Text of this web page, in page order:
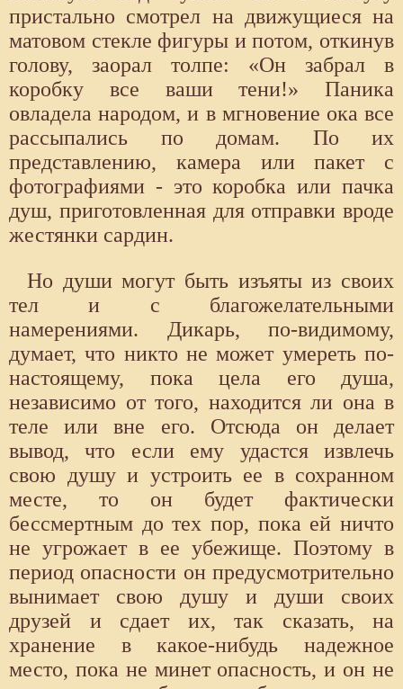
пристально смотрел на движущиеся на
матовом стекле фигуры и потом, откинув
голову, заорал толпе: «Он забрал в
коробку все ваши тени!» Паника
овладела народом, и в мгновение ока все
рассыпались по домам. По их
представлению, камера или пакет с
фотографиями - это коробка или пачка
душ, приготовленная для отправки вроде
жестянки сардин.
Но души могут быть изъяты из своих
тел и с благожелательными
намерениями. Дикарь, по-видимому,
думает, что никто не может умереть по-
настоящему, пока цела его душа,
независимо от того, находится ли она в
теле или вне его. Отсюда он делает
вывод, что если ему удастся извлечь
свою душу и устроить ее в сохранном
месте, то он будет фактически
бессмертным до тех пор, пока ей ничто
не угрожает в ее убежище. Поэтому в
период опасности он предусмотрительно
вынимает свою душу и души своих
друзей и сдает их, так сказать, на
хранение в какое-нибудь надежное
место, пока не минет опасность, и он не